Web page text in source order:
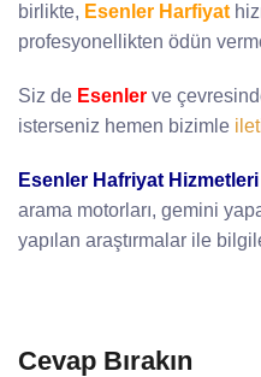
birlikte, Esenler Harfiyat
profesyonellikten ödün
Siz de Esenler ve
isterseniz hemen bizimle
Esenler Hafriyat Hizmetleri
arama motorları, gemini
yapılan araştırmalar ile
Cevap Bırakın